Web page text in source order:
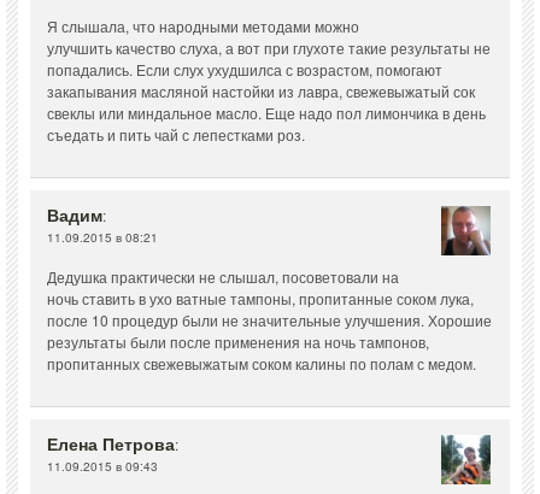
Я слышала, что народными методами можно
улучшить качество слуха, а вот при глухоте такие результаты не
попадались. Если слух ухудшилса с возрастом, помогают
закапывания масляной настойки из лавра, свежевыжатый сок
свеклы или миндальное масло. Еще надо пол лимончика в день
съедать и пить чай с лепестками роз.
Вадим:
11.09.2015 в 08:21
Дедушка практически не слышал, посоветовали на
ночь ставить в ухо ватные тампоны, пропитанные соком лука,
после 10 процедур были не значительные улучшения. Хорошие
результаты были после применения на ночь тампонов,
пропитанных свежевыжатым соком калины по полам с медом.
Елена Петрова:
11.09.2015 в 09:43